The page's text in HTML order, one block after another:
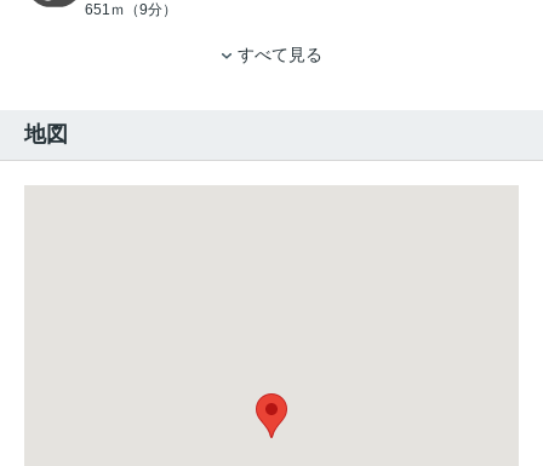
651ｍ（9分）
すべて見る
地図